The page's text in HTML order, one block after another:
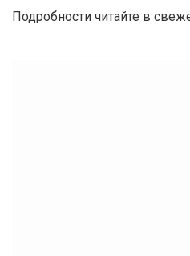
Подробности читайте в